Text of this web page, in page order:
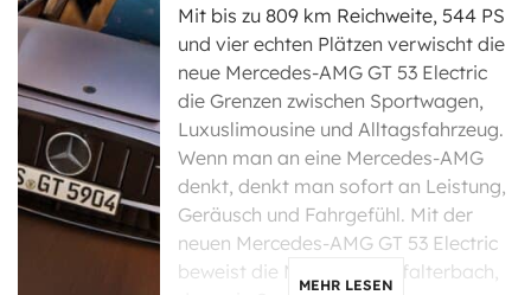
Mit bis zu 809 km Reichweite, 544 PS
und vier echten Plätzen verwischt die
neue Mercedes-AMG GT 53 Electric
die Grenzen zwischen Sportwagen,
Luxuslimousine und Alltagsfahrzeug.
Wenn man an eine Mercedes-AMG
denkt, denkt man sofort an Leistung,
Geräusch und Fahrgefühl. Mit der
neuen Mercedes-AMG GT 53 Electric
beweist die Marke aus Affalterbach,
MEHR LESEN